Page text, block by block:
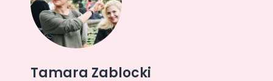
Tamara Zablocki